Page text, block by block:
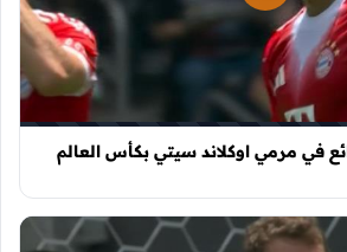
في مرمي اوكلاند سيتي بكأس العالم